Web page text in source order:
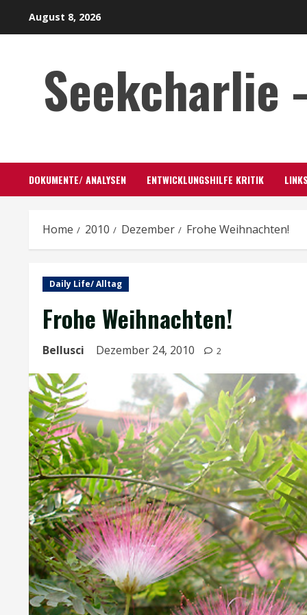
August 8, 2026
Seekcharlie
DOKUMENTE/ ANALYSEN ENTWICKLUNGSHILFE KRITIK
Home 2010 Dezember Frohe Weihnachten!
Daily Life/ Alltag
Frohe Weihnachten!
Bellusci Dezember 24, 2010 2